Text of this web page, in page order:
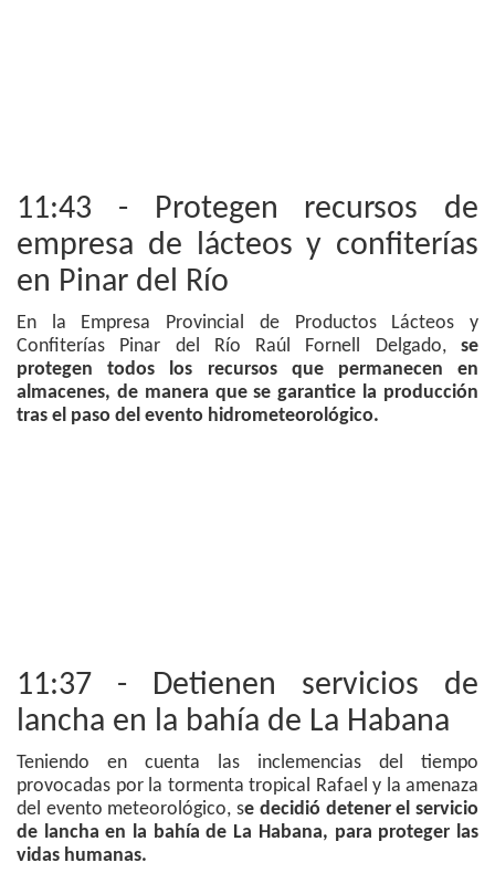
11:43 - Protegen recursos de
empresa de lácteos y confiterías
en Pinar del Río
En la Empresa Provincial de Productos Lácteos y
Confiterías Pinar del Río Raúl Fornell Delgado, se
protegen todos los recursos que permanecen en
almacenes, de manera que se garantice la producción
tras el paso del evento hidrometeorológico.
11:37 - Detienen servicios de
lancha en la bahía de La Habana
Teniendo en cuenta las inclemencias del tiempo
provocadas por la tormenta tropical Rafael y la amenaza
del evento meteorológico, se decidió detener el servicio
de lancha en la bahía de La Habana, para proteger las
vidas humanas.